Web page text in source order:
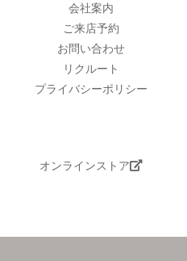
会社案内
ご来店予約
お問い合わせ
リクルート
プライバシーポリシー
オンラインストア